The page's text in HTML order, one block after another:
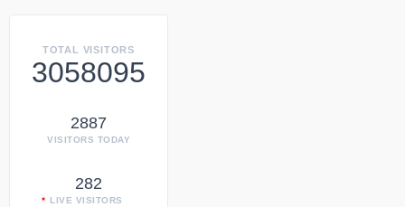
TOTAL VISITORS
3058095
2887
VISITORS TODAY
282
LIVE VISITORS